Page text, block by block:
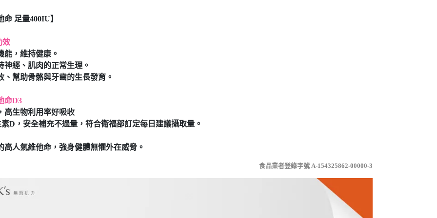
命 足量400IU】
效
能，維持健康。
神經、肌肉的正常生理。
、幫助骨骼與牙齒的生長發育。
命D3
高生物利用率好吸收
D，安全補充不過量，符合衛福部訂定每日建議攝取量。
高人氣維他命，強身健體無懼外在威脅。
食品業者登錄字號 A-154325862-00000-3